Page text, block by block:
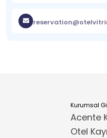
Kurumsal
Acente
Otel